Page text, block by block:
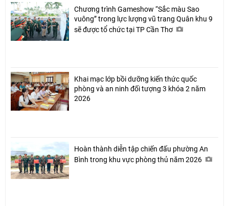
Chương trình Gameshow “Sắc màu Sao
vuông” trong lực lượng vũ trang Quân khu 9
sẽ được tổ chức tại TP Cần Thơ
Khai mạc lớp bồi dưỡng kiến thức quốc
phòng và an ninh đối tượng 3 khóa 2 năm
2026
Hoàn thành diễn tập chiến đấu phường An
Bình trong khu vực phòng thủ năm 2026